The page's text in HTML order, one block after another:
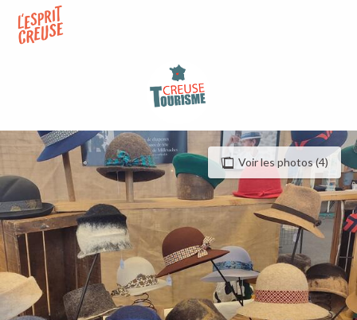
contenu
Voir les photos (4)